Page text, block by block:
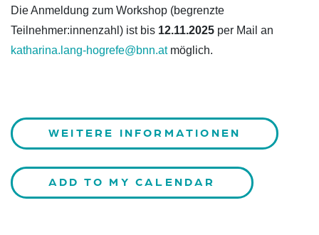
Die Anmeldung zum Workshop (begrenzte
Teilnehmer:innenzahl) ist bis 12.11.2025 per Mail an
katharina.lang-hogrefe@bnn.atmöglich.
WEITERE INFORMATIONEN
ADD TO MY CALENDAR